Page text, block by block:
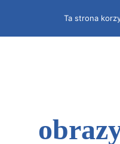
Ta strona